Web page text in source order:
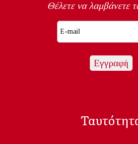
Θέλετε να λαμβάνετε